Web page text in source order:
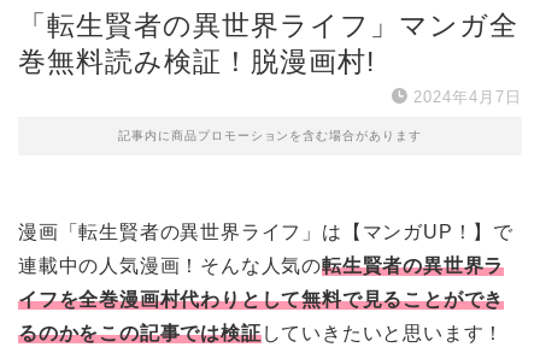
「転生賢者の異世界ライフ」マンガ全
巻無料読み検証！脱漫画村!
2024年4月7日
記事内に商品プロモーションを含む場合があります
漫画「転生賢者の異世界ライフ」は【マンガUP！】で
連載中の人気漫画！そんな人気の転生賢者の異世界ラ
イフを全巻漫画村代わりとして無料で見ることができ
るのかをこの記事では検証していきたいと思います！